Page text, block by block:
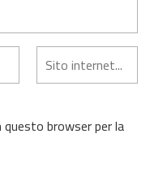
browser per la